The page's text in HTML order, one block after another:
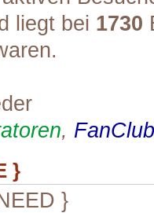
liegt bei 1730
,
}
}